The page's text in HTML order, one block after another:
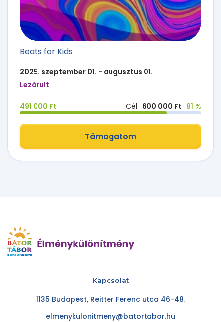
Beats for Kids
2025. szeptember 01. - augusztus 01.
Lezárult
491 000 Ft Cél 600 000 Ft 81 %
Támogatom
Kapcsolat
1135 Budapest, Reitter Ferenc utca 46-48.
elmenykulonitmeny@batortabor.hu